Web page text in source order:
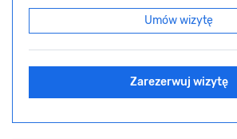
Umów wizytę
Zarezerwuj wizytę